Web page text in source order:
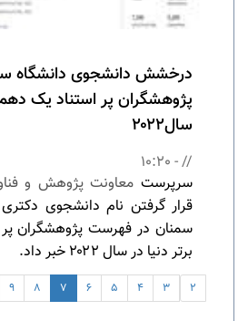
درخشش دانشجوی دانشگاه
پژوهشگران پر استناد یک
سال۲۰۲۲
// - 10:20
سرپرست معاونت پژوهش و
قرار گرفتن نام دانشجوی
سمنان در فهرست پژوهشگران
برتر دنیا در سال ۲۰۲۲ خبر داد.
2
3
4
5
6
7
8
9